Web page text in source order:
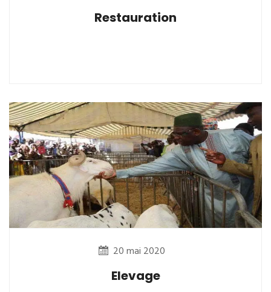
Restauration
20 mai 2020
Elevage